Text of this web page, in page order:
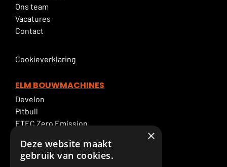
Ons team
Vacatures
Contact
Cookieverklaring
ELM BOUWMACHINES
Develon
Pitbull
ETEC Zero Emission
ELM Service
×
Deze website maakt
gebruik van cookies.